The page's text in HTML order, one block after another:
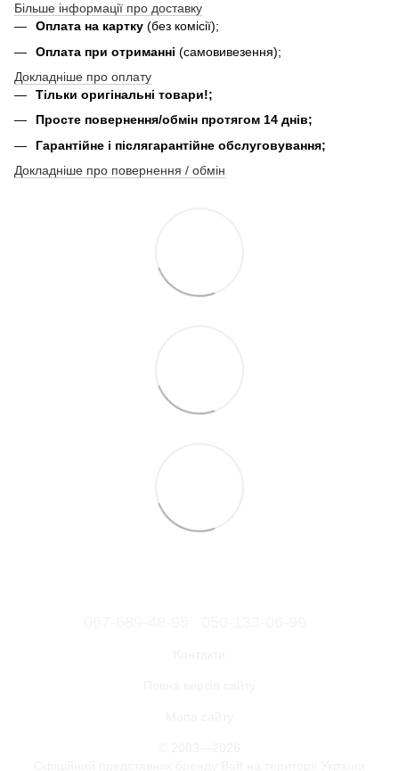
Більше інформації про доставку
Оплата на картку (без комісії);
Оплата при отриманні (самовивезення);
Докладніше про оплату
Тільки оригінальні товари!;
Просте повернення/обмін протягом 14 днів;
Гарантійне і післягарантійне обслуговування;
Докладніше про повернення / обмін